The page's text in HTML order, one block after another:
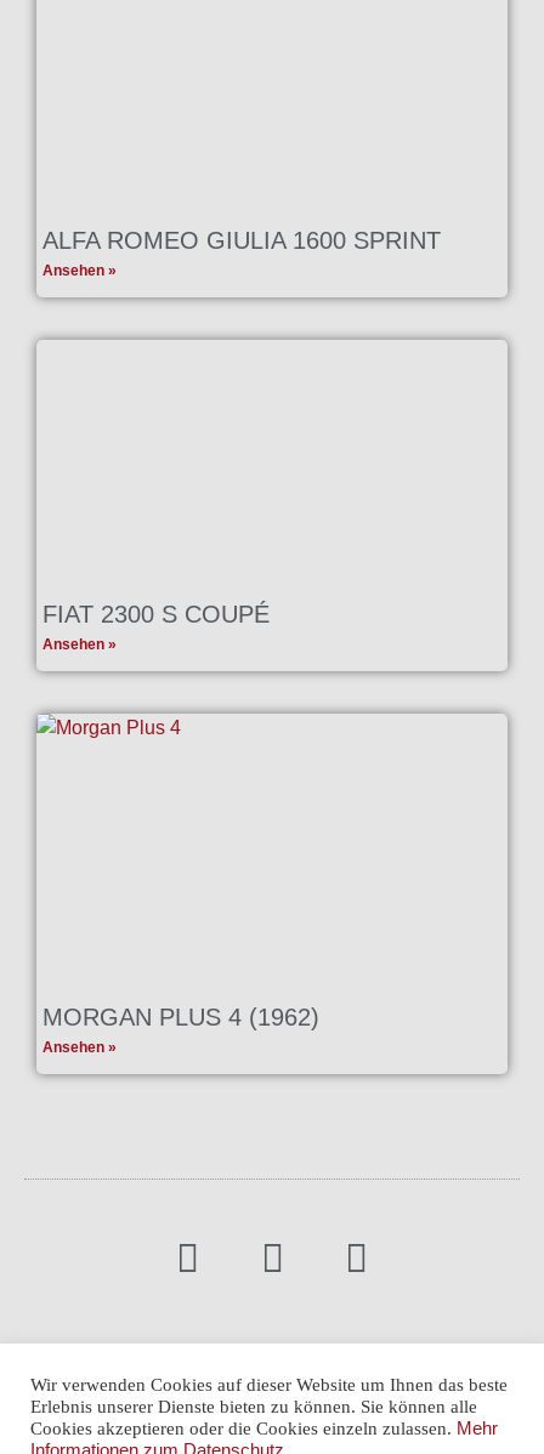
ALFA ROMEO GIULIA 1600 SPRINT
Ansehen »
FIAT 2300 S COUPÉ
Ansehen »
MORGAN PLUS 4 (1962)
Ansehen »
Cookie-Einstellungen
Wir verwenden Cookies auf dieser Website um Ihnen das beste
Erlebnis unserer Dienste bieten zu können. Sie können alle
Cookies akzeptieren oder die Cookies einzeln zulassen. Mehr